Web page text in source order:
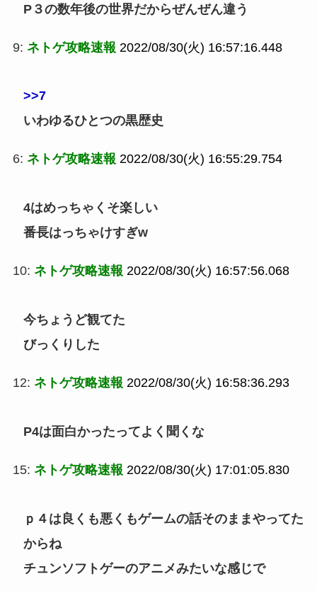
P３の数年後の世界だからぜんぜん違う
9: ネトゲ攻略速報 2022/08/30(火) 16:57:16.448
>>7
いわゆるひとつの黒歴史
6: ネトゲ攻略速報 2022/08/30(火) 16:55:29.754
4はめっちゃくそ楽しい
番長はっちゃけすぎw
10: ネトゲ攻略速報 2022/08/30(火) 16:57:56.068
今ちょうど観てた
びっくりした
12: ネトゲ攻略速報 2022/08/30(火) 16:58:36.293
P4は面白かったってよく聞くな
15: ネトゲ攻略速報 2022/08/30(火) 17:01:05.830
ｐ４は良くも悪くもゲームの話そのままやってた
からね
チュンソフトゲーのアニメみたいな感じで